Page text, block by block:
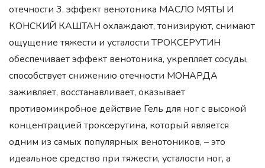
отечности 3. эффект венотоника МАСЛО МЯТЫ И
КОНСКИЙ КАШТАН охлаждают, тонизируют, снимают
ощущение тяжести и усталости ТРОКСЕРУТИН
обеспечивает эффект венотоника, укрепляет сосуды,
способствует снижению отечности МОНАРДА
заживляет, восстанавливает, оказывает
противомикробное действие Гель для ног с высокой
концентрацией троксерутина, который является
одним из самых популярных венотоников, – это
идеальное средство при тяжести, усталости ног, а